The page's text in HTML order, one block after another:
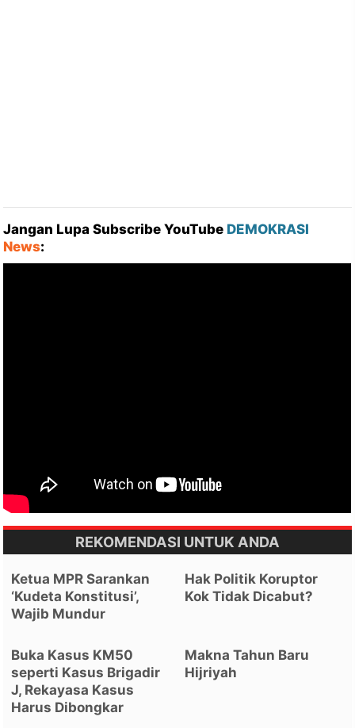
Jangan Lupa Subscribe YouTube DEMOKRASI
News:
REKOMENDASI UNTUK ANDA
Ketua MPR Sarankan
‘Kudeta Konstitusi’,
Wajib Mundur
Hak Politik Koruptor
Kok Tidak Dicabut?
Buka Kasus KM50
seperti Kasus Brigadir
J, Rekayasa Kasus
Harus Dibongkar
Makna Tahun Baru
Hijriyah